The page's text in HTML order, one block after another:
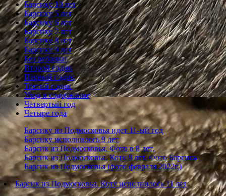
записям
Барсику 10 лет
Барсику 5 лет
Барсику 6 лет
Барсику 7 лет
Барсику 8 лет
Барсику 9 лет
Без рубрики
Второй годик
Первый годик
Третий годик
Уход и содержание
Четвертый год
Четыре года
Барсику из Подмосковья идет 11-ый год
Барсику исполнилось 9 лет
Барсик из Подмосковья. Фото в 8 лет.
Барсик из Подмосковья. Коту 8 лет. Фото Барсика
Барсик из Подмосковья (фото февраля 2022г.)
Барсик из Подмосковья. Коту исполнилось 11 лет